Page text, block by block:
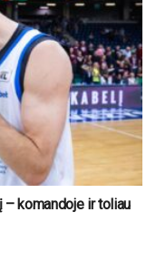
– komandoje ir toliau